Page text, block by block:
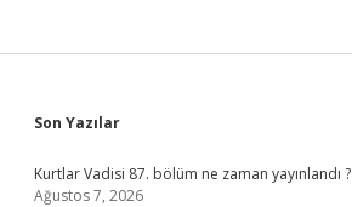
Sidebar
Son Yazılar
Kurtlar Vadisi 87. bölüm ne zaman yayınlandı ?
Ağustos 7, 2026